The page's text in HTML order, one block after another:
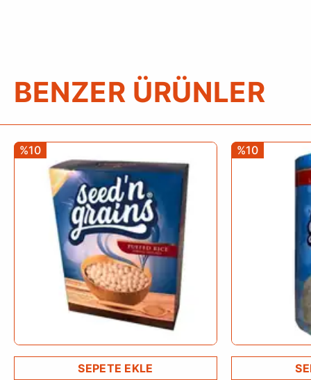
BENZER ÜRÜNLER
%10
SEPETE EKLE
%10